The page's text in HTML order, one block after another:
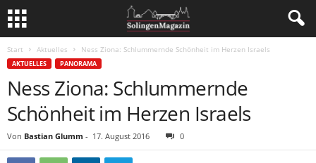
Start Aktuelles Ness Ziona: Schlummernde Schönheit im Herzen Israels
AKTUELLES PANORAMA
Ness Ziona: Schlummernde
Schönheit im Herzen Israels
Von Bastian Glumm - 17. August 2016 0